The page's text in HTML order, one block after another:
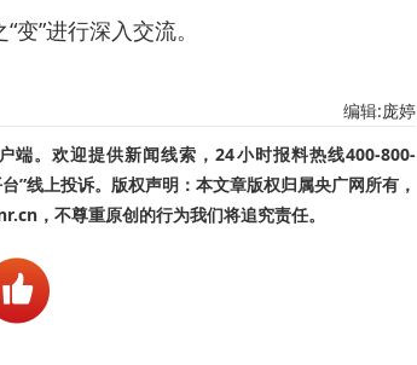
”进行深入交流。
编辑:庞婷
端。欢迎提供新闻线索，24小时报料热线400-800-
”线上投诉。版权声明：本文章版权归属央广网所有，
，不尊重原创的行为我们将追究责任。